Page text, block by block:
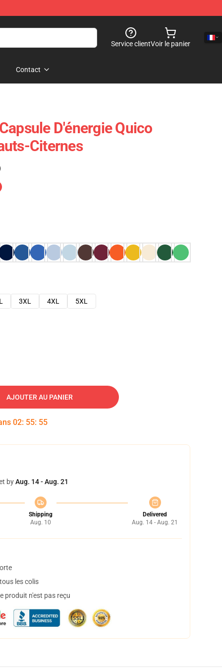
Service clientVoir le panier
Contact
D'énergie Quico
Citernes
3XL 4XL
5XL
AJOUTER AU PANIER
02: 55: 54
byAug. 14 - Aug. 21
Shipping
Aug. 10
Delivered
Aug. 14 - Aug. 21
les colis
produit n'est pas reçu